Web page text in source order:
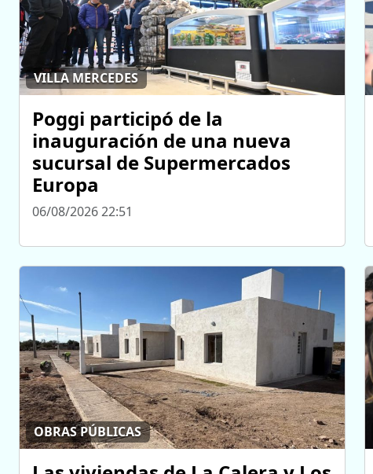
VILLA MERCEDES
Poggi participó de la
inauguración de una nueva
sucursal de Supermercados
Europa
06/08/2026 22:51
OBRAS PÚBLICAS